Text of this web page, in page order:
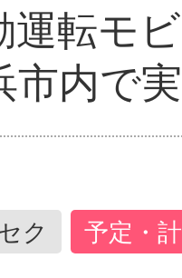
転モ
市内で
ク 予定・